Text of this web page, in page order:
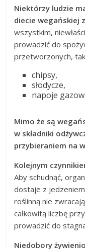
Niektórzy ludzie
diecie wegańskiej
wszystkim,
prowadzić do
przetworzonych,
chipsy,
słodycze,
napoje
Mimo że są
w składniki
przybieraniem na
Kolejnym
Aby schudnąć,
dostaje z
roślinną nie
całkowitą liczbę
prowadzić do
Niedobory